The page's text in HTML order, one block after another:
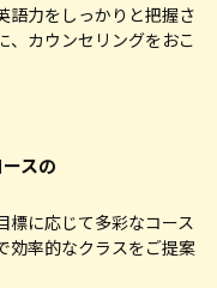
語力をしっかりと把握さ
、カウンセリングをおこ
スの
標に応じて多彩なコース
効率的なクラスをご提案